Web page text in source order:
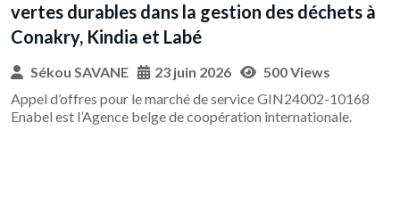
vertes durables dans la gestion des déchets à
Conakry, Kindia et Labé
Sékou SAVANE 23 juin 2026
500 Views
Appel d’offres pour le marché de service GIN24002-10168
Enabel est l’Agence belge de coopération internationale.